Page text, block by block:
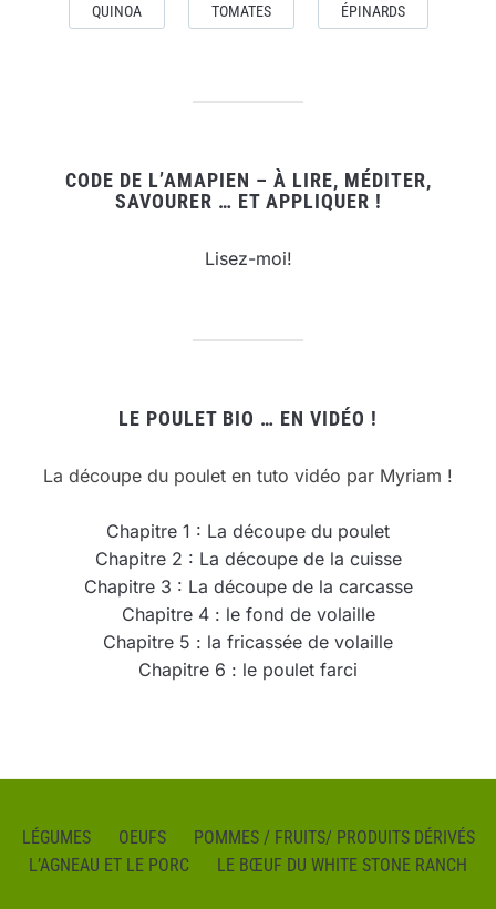
QUINOA TOMATES ÉPINARDS
CODE DE L’AMAPIEN – À LIRE, MÉDITER,
SAVOURER … ET APPLIQUER !
Lisez-moi!
LE POULET BIO … EN VIDÉO !
La découpe du poulet en tuto vidéo par Myriam !
Chapitre 1 : La découpe du poulet
Chapitre 2 : La découpe de la cuisse
Chapitre 3 : La découpe de la carcasse
Chapitre 4 : le fond de volaille
Chapitre 5 : la fricassée de volaille
Chapitre 6 : le poulet farci
LÉGUMES OEUFS
POMMES / FRUITS/ PRODUITS DÉRIVÉS
L’AGNEAU ET LE PORC
LE BŒUF DU WHITE STONE RANCH